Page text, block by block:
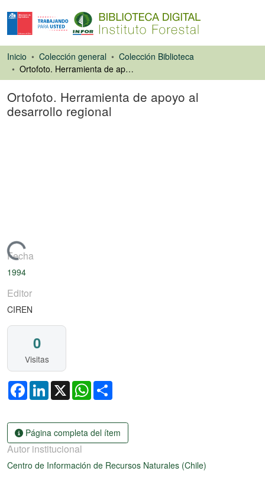
Inicio Colección general
Colección Biblioteca
Ortofoto. Herramienta de apoyo al desarrollo regional
Ortofoto. Herramienta de apoyo al
desarrollo regional
Cargando...
Fecha
1994
Editor
CIREN
0
Visitas
FacebookLinkedIn
X WhatsApp
Página completa del ítem
Autor institucional
Centro de Información de Recursos Naturales (Chile)